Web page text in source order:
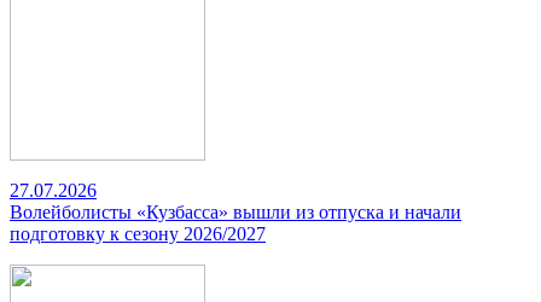
27.07.2026
Волейболисты «Кузбасса» вышли из отпуска и начали
подготовку к сезону 2026/2027